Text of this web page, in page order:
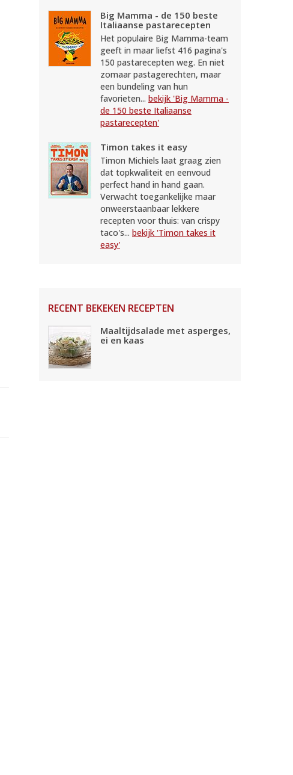
Big Mamma - de 150 beste
Italiaanse pastarecepten
Het populaire Big Mamma-team
geeft in maar liefst 416 pagina's
150 pastarecepten weg. En niet
zomaar pastagerechten, maar
een bundeling van hun
favorieten... bekijk 'Big Mamma -
de 150 beste Italiaanse
pastarecepten'
Timon takes it easy
Timon Michiels laat graag zien
dat topkwaliteit en eenvoud
perfect hand in hand gaan.
Verwacht toegankelijke maar
onweerstaanbaar lekkere
recepten voor thuis: van crispy
taco's... bekijk 'Timon takes it
easy'
RECENT BEKEKEN RECEPTEN
Maaltijdsalade met asperges,
ei en kaas